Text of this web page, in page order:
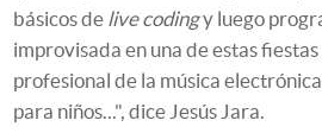
básicos de live codingy luego
improvisada en una de estas
profesional de la música
para niños...", dice Jesús Jara.